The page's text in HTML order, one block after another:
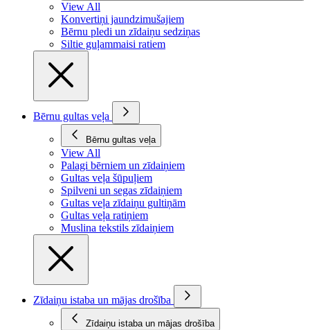
View All
Konvertiņi jaundzimušajiem
Bērnu pledi un zīdaiņu sedziņas
Siltie guļammaisi ratiem
Bērnu gultas veļa
Bērnu gultas veļa
View All
Palagi bērniem un zīdaiņiem
Gultas veļa šūpuļiem
Spilveni un segas zīdaiņiem
Gultas veļa zīdaiņu gultiņām
Gultas veļa ratiņiem
Muslina tekstils zīdaiņiem
Zīdaiņu istaba un mājas drošība
Zīdaiņu istaba un mājas drošība